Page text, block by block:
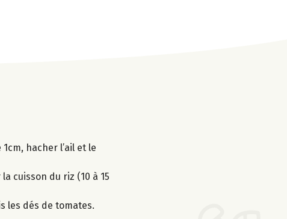
hacher l’ail et le
cuisson du riz (10 à 15
les dés de tomates.